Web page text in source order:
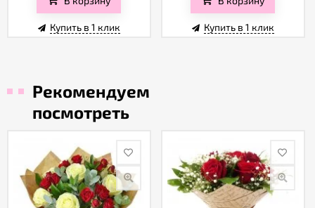
Купить в 1 клик Купить в 1 клик
Рекомендуем
посмотреть